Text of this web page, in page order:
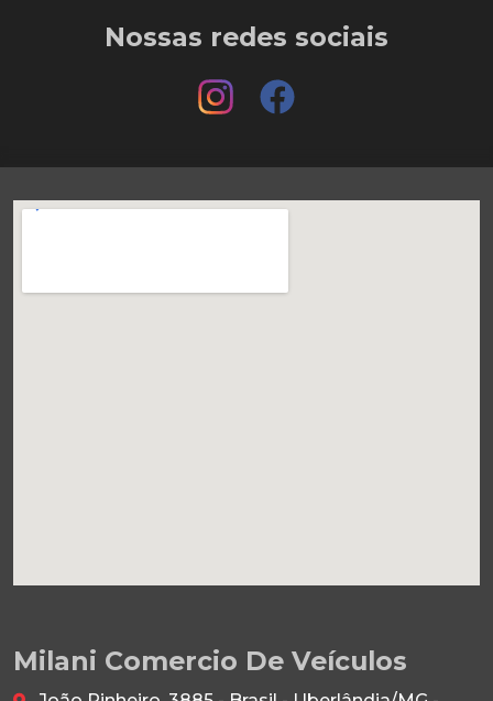
Nossas redes sociais
Milani Comercio De Veículos